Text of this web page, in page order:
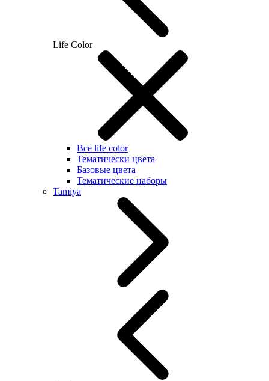
Life Color
Все life color
Тематически цвета
Базовые цвета
Тематические наборы
Tamiya